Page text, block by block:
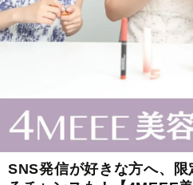
SNS発信が好きな方へ、限